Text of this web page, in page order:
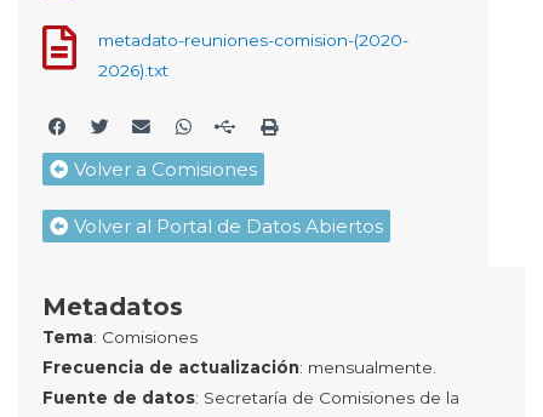
metadato-reuniones-comision-(2020-
2026).txt
Volver a Comisiones
Volver al Portal de Datos Abiertos
Metadatos
Tema: Comisiones
Frecuencia de actualización: mensualmente.
Fuente de datos: Secretaría de Comisiones de la